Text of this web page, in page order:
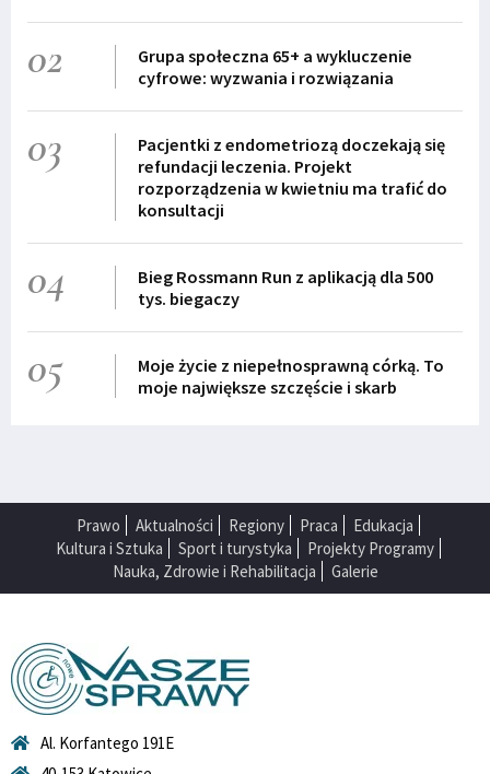
02
Grupa społeczna 65+ a wykluczenie
cyfrowe: wyzwania i rozwiązania
03
Pacjentki z endometriozą doczekają się
refundacji leczenia. Projekt
rozporządzenia w kwietniu ma trafić do
konsultacji
04
Bieg Rossmann Run z aplikacją dla 500
tys. biegaczy
05
Moje życie z niepełnosprawną córką. To
moje największe szczęście i skarb
Prawo Aktualności Regiony Praca
Edukacja
Kultura i Sztuka
Sport i turystyka
Projekty Programy
Nauka, Zdrowie i Rehabilitacja
Galerie
Al. Korfantego 191E